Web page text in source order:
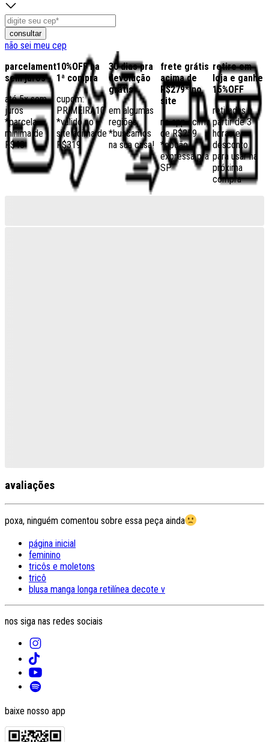
consultar
não sei meu cep
parcelamento
sem juros
até 5x sem
juros
*parcela
mínima de
R$40
10%OFF na
1ª compra
cupom:
PRIMEIRA10
*válido no
site acima de
R$319
30 dias pra
devolução
grátis
em algumas
regiões,
*buscamos
na sua casa!
frete grátis
acima de
R$279* no
site
no app acima
de R$259
*opção
expressa pra
SP
retire em
loja e ganhe
15%OFF
retiradas a
partir de 3
horas e
desconto
para usar na
próxima
compra
avaliações
poxa, ninguém comentou sobre essa peça ainda
página inicial
feminino
tricôs e moletons
tricô
blusa manga longa retilínea decote v
nos siga nas redes sociais
baixe nosso app